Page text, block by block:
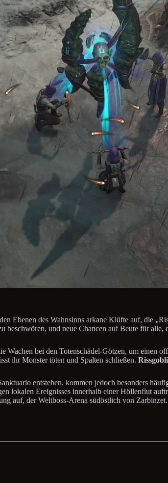
Ebenen des Wahnsinns arkane Klüfte auf, die
beschwören, und neue Chancen auf Beute für
Wachen bei den Totenschädel-Götzen, um einen
ihr Monster töten und Spalten schließen.
entstehen, kommen jedoch besonders
lokalen Ereignisses innerhalb einer Höllenflut
auf, der Weltboss-Arena südöstlich von Zarbinzet.